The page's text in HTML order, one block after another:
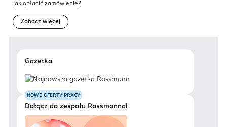
Jak opłacić zamówienie?
Zobacz więcej
Gazetka
NOWE OFERTY PRACY
Dołącz do zespołu Rossmanna!